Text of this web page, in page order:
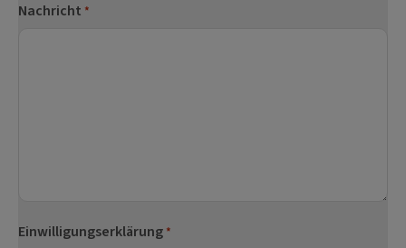
Nachricht *
Einwilligungserklärung *